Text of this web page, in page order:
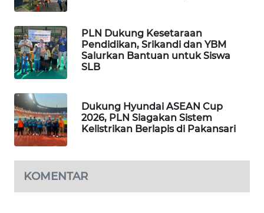
PLN Dukung Kesetaraan
Pendidikan, Srikandi dan YBM
Salurkan Bantuan untuk Siswa
SLB
Dukung Hyundai ASEAN Cup
2026, PLN Siagakan Sistem
Kelistrikan Berlapis di Pakansari
KOMENTAR
SIMALUNGUN
WN
LABUHANBATU
WN
TAPANULI
TENGAH
WN DELI
SERDANG